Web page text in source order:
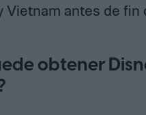
Vietnam antes de fin
obtener